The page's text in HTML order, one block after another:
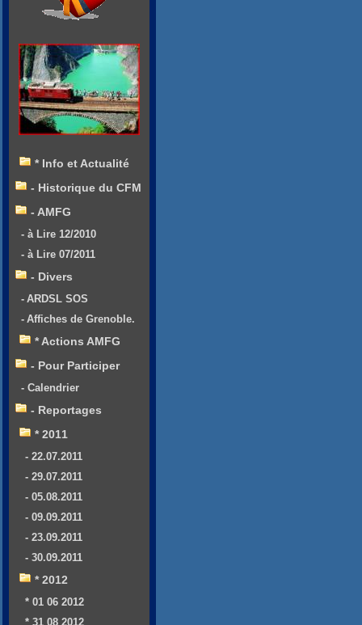
* Info et Actualité
- Historique du CFM
- AMFG
- à Lire 12/2010
- à Lire 07/2011
- Divers
- ARDSL SOS
- Affiches de Grenoble.
* Actions AMFG
- Pour Participer
- Calendrier
- Reportages
* 2011
- 22.07.2011
- 29.07.2011
- 05.08.2011
- 09.09.2011
- 23.09.2011
- 30.09.2011
* 2012
* 01 06 2012
* 31 08 2012